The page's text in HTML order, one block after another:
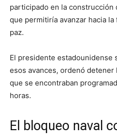
participado en la construcción
que permitiría avanzar hacia
paz.
El presidente estadounidense
esos avances, ordenó
que se encontraban
horas.
El bloqueo naval